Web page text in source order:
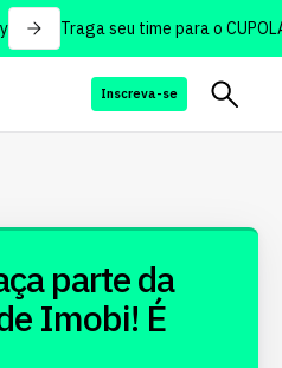
Traga seu time para o
Inscreva-se
parte da
Imobi! É